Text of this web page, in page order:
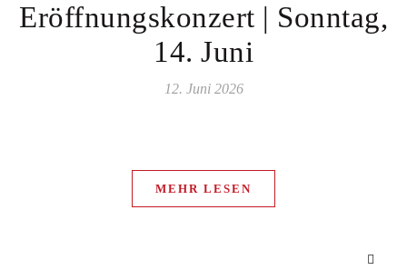
Eröffnungskonzert | Sonntag,
14. Juni
12. Juni 2026
MEHR LESEN